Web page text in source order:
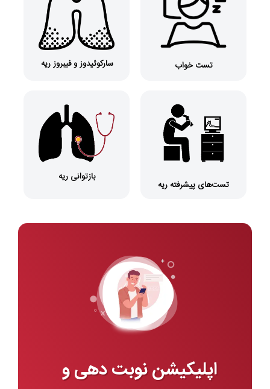
تست خواب سارکوئیدوز و فیبروز ریه
تست‌های پیشرفته ریه
بازتوانی ریه
اپلیکیشن نوبت دهی و